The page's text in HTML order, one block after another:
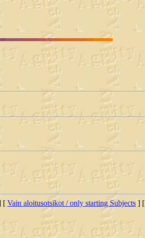
[ Vain aloitusotsikot / only starting Subjects] [